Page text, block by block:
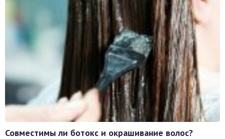
Совместимы ли ботокс и окрашивание волос?